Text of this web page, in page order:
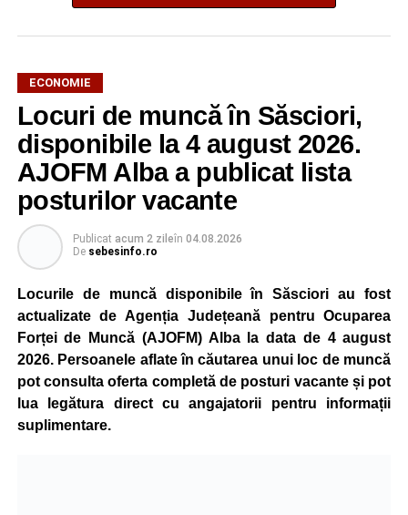
Potrivit unui comunicat al companiei, măsura va fi aplicată
gradual, în funcție de necesitățile sistemului energetic.
Reprezentanții Kronospan precizează că evoluția situației
este monitorizată permanent, iar activitatea va reveni la
capacitate normală imediat ce condițiile vor permite.
Compania dă asigurări că oprirea temporară a unor linii
de producție nu va afecta livrările către clienți.
Kronospan se numără printre cei mai mari consumatori de
energie electrică din România. O parte din necesarul
energetic este acoperită prin producția proprie de energie,
realizată cu ajutorul panourilor fotovoltaice și al unităților
de cogenerare.
Reprezentanții companiei afirmă că vor continua
colaborarea cu autoritățile și operatorii din domeniul
energetic pentru a contribui la depășirea perioadei dificile
ECONOMIE
Locuri de muncă în Săsciori,
disponibile la 4 august 2026.
AJOFM Alba a publicat lista
posturilor vacante
Publicat acum 2 zileîn 04.08.2026
De sebesinfo.ro
Locurile de muncă disponibile în Săsciori au fost
actualizate de Agenția Județeană pentru Ocuparea
Forței de Muncă (AJOFM) Alba la data de 4 august
2026. Persoanele aflate în căutarea unui loc de muncă
pot consulta oferta completă de posturi vacante și pot
lua legătura direct cu angajatorii pentru informații
suplimentare.